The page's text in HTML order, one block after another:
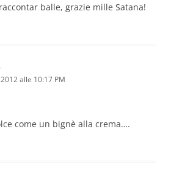
balle, grazie mille Satana!
alle 10:17 PM
come un bignè alla crema….